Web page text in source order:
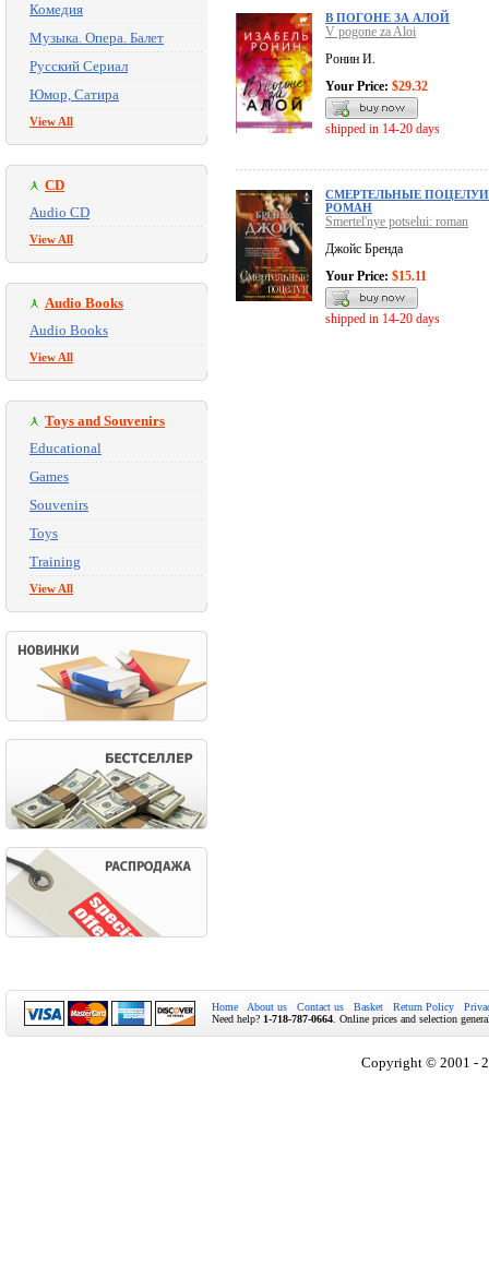
Комедия
Музыка. Опера. Балет
Русский Сериал
Юмор, Сатира
View All
CD
Audio CD
View All
Audio Books
Audio Books
View All
Toys and Souvenirs
Educational
Games
Souvenirs
Toys
Training
View All
В ПОГОНЕ ЗА АЛОЙ
V pogone za Aloi
Ронин И.
Your Price: $29.32
shipped in 14-20 days
СМЕРТЕЛЬНЫЕ
РОМАН
Smertel'nye potselui: roman
Джойс Бренда
Your Price: $15.11
shipped in 14-20 days
Home About us Contact us Basket Return Policy
Need help? 1-718-787-0664 . Online prices and selection
Copyright © 2001 -